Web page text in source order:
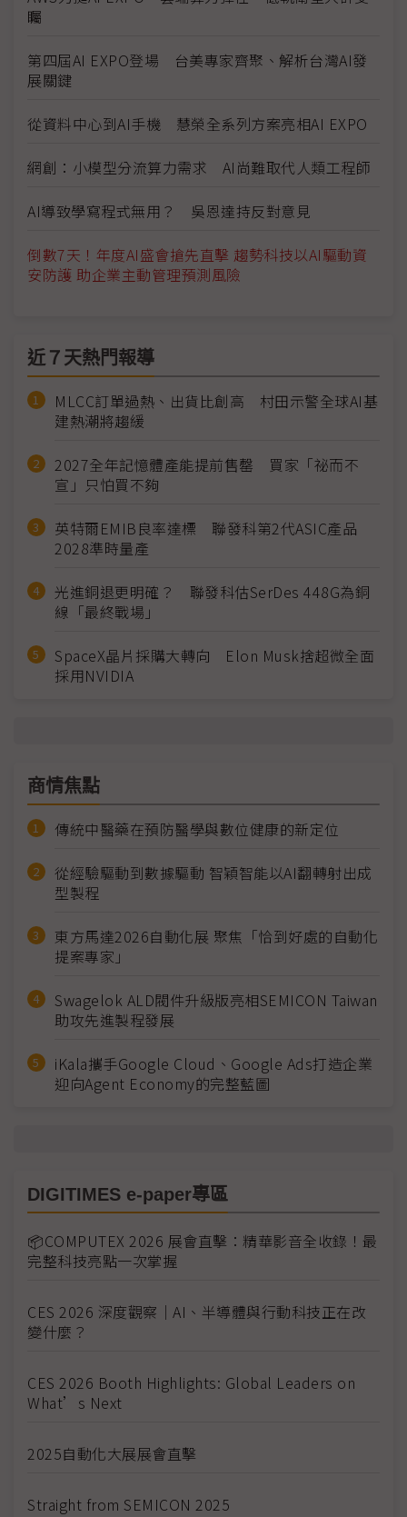
矚
第四屆AI EXPO登場 台美專家齊聚、解析台灣AI發
展關鍵
從資料中心到AI手機 慧榮全系列方案亮相AI EXPO
網創：小模型分流算力需求 AI尚難取代人類工程師
AI導致學寫程式無用？ 吳恩達持反對意見
倒數7天！年度AI盛會搶先直擊 趨勢科技以AI驅動資
安防護 助企業主動管理預測風險
近７天熱門報導
MLCC訂單過熱、出貨比創高 村田示警全球AI基
建熱潮將趨緩
2027全年記憶體產能提前售罄 買家「祕而不
宣」只怕買不夠
英特爾EMIB良率達標 聯發科第2代ASIC產品
2028準時量產
光進銅退更明確？ 聯發科估SerDes 448G為銅
線「最終戰場」
SpaceX晶片採購大轉向 Elon Musk捨超微全面
採用NVIDIA
商情焦點
傳統中醫藥在預防醫學與數位健康的新定位
從經驗驅動到數據驅動 智穎智能以AI翻轉射出成
型製程
東方馬達2026自動化展 聚焦「恰到好處的自動化
提案專家」
Swagelok ALD閥件升級版亮相SEMICON Taiwan
助攻先進製程發展
iKala攜手Google Cloud、Google Ads打造企業
迎向Agent Economy的完整藍圖
DIGITIMES e-paper專區
📦COMPUTEX 2026 展會直擊：精華影音全收錄！最
完整科技亮點一次掌握
CES 2026 深度觀察｜AI、半導體與行動科技正在改
變什麼？
CES 2026 Booth Highlights: Global Leaders on
What’s Next
2025自動化大展展會直擊
Straight from SEMICON 2025